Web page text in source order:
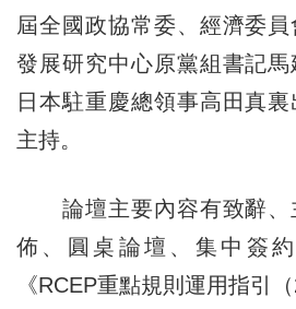
屆全國政協常委、經濟委
發展研究中心原黨組書記馬
日本駐重慶總領事高田真
主持。
論壇主要內容有致辭、
佈、圓桌論壇、集中簽
《RCEP重點規則運用指引